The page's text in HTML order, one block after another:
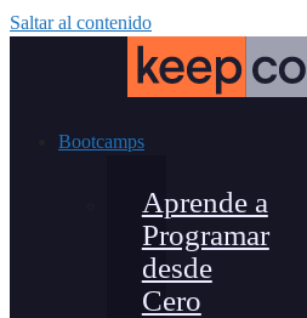
Saltar al contenido
Bootcamps
Aprende a
Programar
desde
Cero